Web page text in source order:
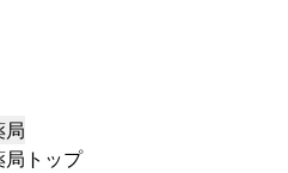
局
局トップ